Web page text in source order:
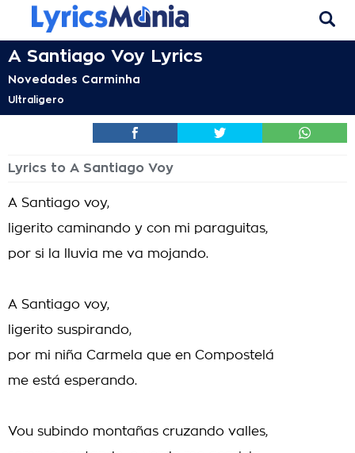
A Santiago Voy Lyrics
Novedades Carminha
Ultraligero
Lyrics to A Santiago Voy
A Santiago voy,
ligerito caminando y con mi paraguitas,
por si la lluvia me va mojando.
A Santiago voy,
ligerito suspirando,
por mi niña Carmela que en Compostelá
me está esperando.
Vou subindo montañas cruzando valles,